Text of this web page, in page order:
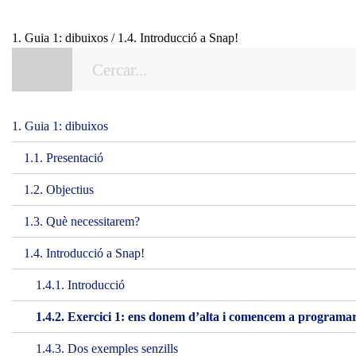
1. Guia 1: dibuixos / 1.4. Introducció a Snap!
1. Guia 1: dibuixos
1.1. Presentació
1.2. Objectius
1.3. Què necessitarem?
1.4. Introducció a Snap!
1.4.1. Introducció
1.4.2. Exercici 1: ens donem d’alta i comencem a
1.4.3. Dos exemples senzills